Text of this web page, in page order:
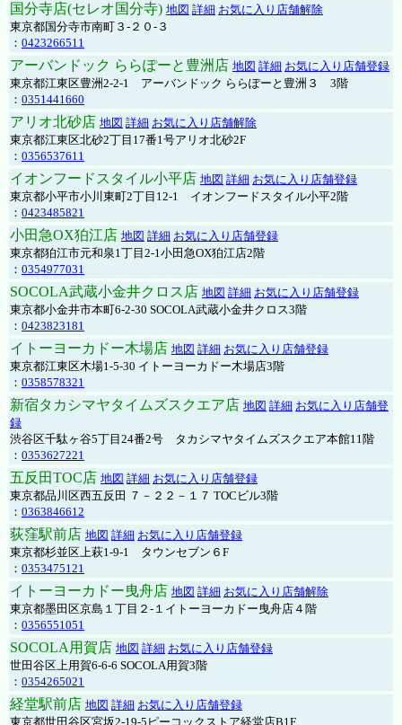
国分寺店(セレオ国分寺) 地図 詳細 お気に入り店舗解除
東京都国分寺市南町３-２０-３
： 0423266511
アーバンドック ららぽーと豊洲店 地図 詳細 お気に入り店舗登録
東京都江東区豊洲2-2-1 アーバンドック ららぽーと豊洲３ 3階
： 0351441660
アリオ北砂店 地図 詳細 お気に入り店舗解除
東京都江東区北砂2丁目17番1号アリオ北砂2F
： 0356537611
イオンフードスタイル小平店 地図 詳細 お気に入り店舗登録
東京都小平市小川東町2丁目12-1 イオンフードスタイル小平2階
： 0423485821
小田急OX狛江店 地図 詳細 お気に入り店舗登録
東京都狛江市元和泉1丁目2-1小田急OX狛江店2階
： 0354977031
SOCOLA武蔵小金井クロス店 地図 詳細 お気に入り店舗登録
東京都小金井市本町6-2-30 SOCOLA武蔵小金井クロス3階
： 0423823181
イトーヨーカドー木場店 地図 詳細 お気に入り店舗登録
東京都江東区木場1-5-30 イトーヨーカドー木場店3階
： 0358578321
新宿タカシマヤタイムズスクエア店 地図 詳細 お気に入り店舗登
録
渋谷区千駄ヶ谷5丁目24番2号 タカシマヤタイムズスクエア本館11階
： 0353627221
五反田TOC店 地図 詳細 お気に入り店舗登録
東京都品川区西五反田 ７－２２－１７ TOCビル3階
： 0363846612
荻窪駅前店 地図 詳細 お気に入り店舗登録
東京都杉並区上萩1-9-1 タウンセブン６F
： 0353475121
イトーヨーカドー曳舟店 地図 詳細 お気に入り店舗解除
東京都墨田区京島１丁目２-１イトーヨーカドー曳舟店４階
： 0356551051
SOCOLA用賀店 地図 詳細 お気に入り店舗登録
世田谷区上用賀6-6-6 SOCOLA用賀3階
： 0354265021
経堂駅前店 地図 詳細 お気に入り店舗登録
東京都世田谷区宮坂2-19-5ピーコックストア経堂店B1F